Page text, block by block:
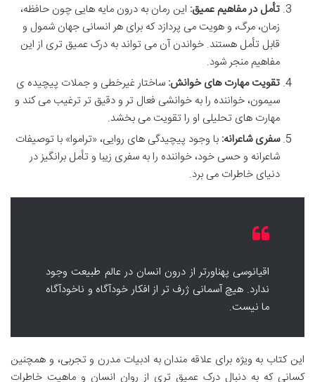
تأمل در مفاهیم عمیق: این رمان به درون مایه هایی چون حافظه،
زمان، مرگ، و هویت می پردازد که برای هر انسانی جهان شمول و
قابل تأمل هستند. خواندن آن می تواند به درک عمیق تری از این
مفاهیم منجر شود.
تقویت مهارت های خوانش: ساختار غیرخطی و جملات پیچیده ی
سیمون، خواننده را به خوانشی فعال تر و دقیق تر ترغیب می کند و
مهارت های تحلیلی او را تقویت می بخشد.
سفری شاعرانه: با وجود پیچیدگی های روایی، «تراموا» با توصیفات
شاعرانه و حسی خود، خواننده را به سفری زیبا و تأمل برانگیز در
دنیای خاطرات می برد.
اقیانوسی پهناورتر از درون انسان در عالم طبیعت وجود
ندارد. هیچ آسمانی ژرف تر از افکار خودآگاه و ناخودآگاه
ما نیست.
این کتاب به ویژه برای علاقه مندان به ادبیات مدرن و تجربی، و همچنین
کسانی که به دنبال درک عمیق تری از روان انسان و ماهیت خاطرات